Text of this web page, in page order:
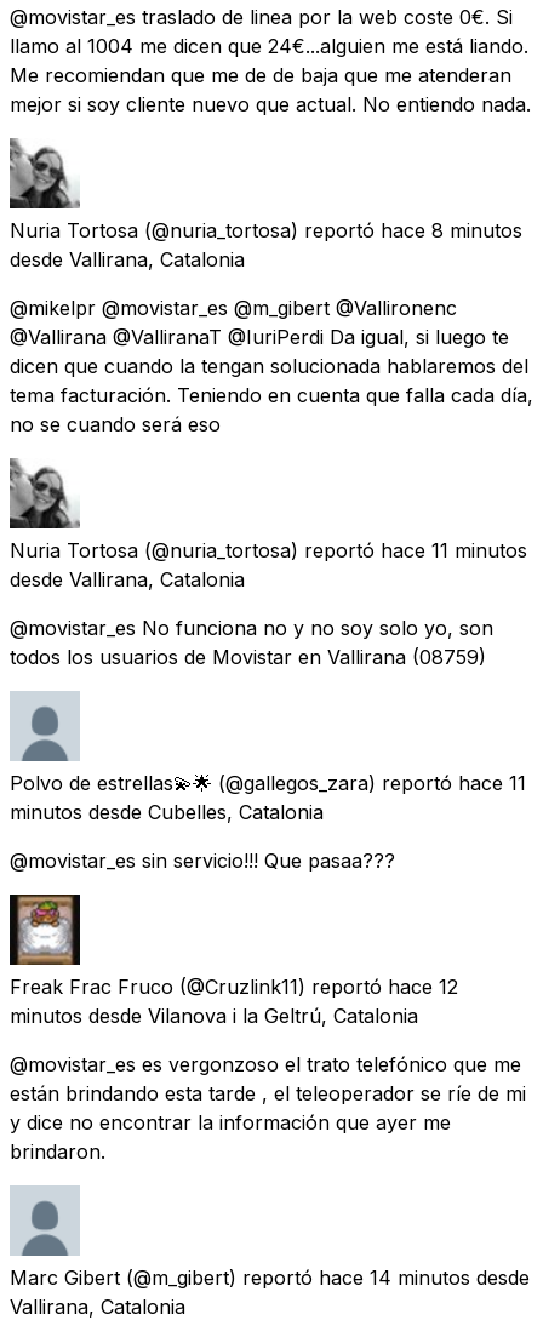
@movistar_es traslado de linea por la web coste 0€. Si
llamo al 1004 me dicen que 24€...alguien me está liando.
Me recomiendan que me de de baja que me atenderan
mejor si soy cliente nuevo que actual. No entiendo nada.
Nuria Tortosa (@nuria_tortosa) reportó hace 8 minutos
desde Vallirana, Catalonia
@mikelpr @movistar_es @m_gibert @Vallironenc
@Vallirana @ValliranaT @IuriPerdi Da igual, si luego te
dicen que cuando la tengan solucionada hablaremos del
tema facturación. Teniendo en cuenta que falla cada día,
no se cuando será eso
Nuria Tortosa (@nuria_tortosa) reportó hace 11 minutos
desde Vallirana, Catalonia
@movistar_es No funciona no y no soy solo yo, son
todos los usuarios de Movistar en Vallirana (08759)
Polvo de estrellas💫🌟 (@gallegos_zara) reportó hace 11
minutos desde Cubelles, Catalonia
@movistar_es sin servicio!!! Que pasaa???
Freak Frac Fruco (@Cruzlink11) reportó hace 12
minutos desde Vilanova i la Geltrú, Catalonia
@movistar_es es vergonzoso el trato telefónico que me
están brindando esta tarde , el teleoperador se ríe de mi
y dice no encontrar la información que ayer me
brindaron.
Marc Gibert (@m_gibert) reportó hace 14 minutos desde
Vallirana, Catalonia